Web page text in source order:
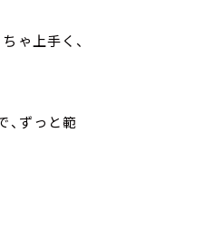
ゃ上手く、
、ずっと範